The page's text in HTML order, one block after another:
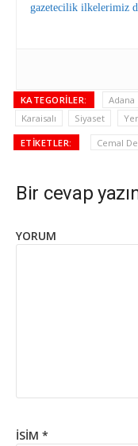
gazetecilik ilkelerimiz
KATEGORILER: Adana
Karaisalı
Siyaset
ETIKETLER: Cemal
Bir cevap
YORUM
İSIM *